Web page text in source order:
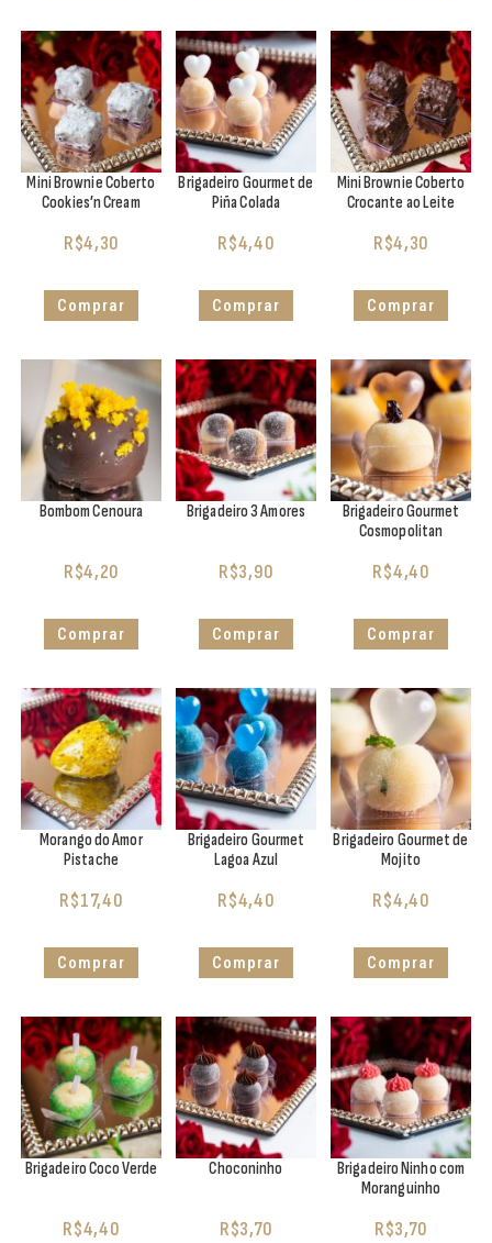
Mini Brownie Coberto
Cookies’n Cream
R$4,30
Comprar
Brigadeiro Gourmet de
Piña Colada
R$4,40
Comprar
Mini Brownie Coberto
Crocante ao Leite
R$4,30
Comprar
Bombom Cenoura
R$4,20
Comprar
Brigadeiro 3 Amores
R$3,90
Comprar
Brigadeiro Gourmet
Cosmopolitan
R$4,40
Comprar
Morango do Amor
Pistache
R$17,40
Comprar
Brigadeiro Gourmet
Lagoa Azul
R$4,40
Comprar
Brigadeiro Gourmet de
Mojito
R$4,40
Comprar
Brigadeiro Coco Verde
R$4,40
Choconinho
R$3,70
Brigadeiro Ninho com
Moranguinho
R$3,70